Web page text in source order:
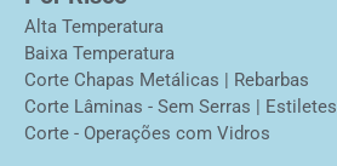
Alta Temperatura
Baixa Temperatura
Corte Chapas Metálicas | Rebarbas
Corte Lâminas - Sem Serras | Estiletes
Corte - Operações com Vidros